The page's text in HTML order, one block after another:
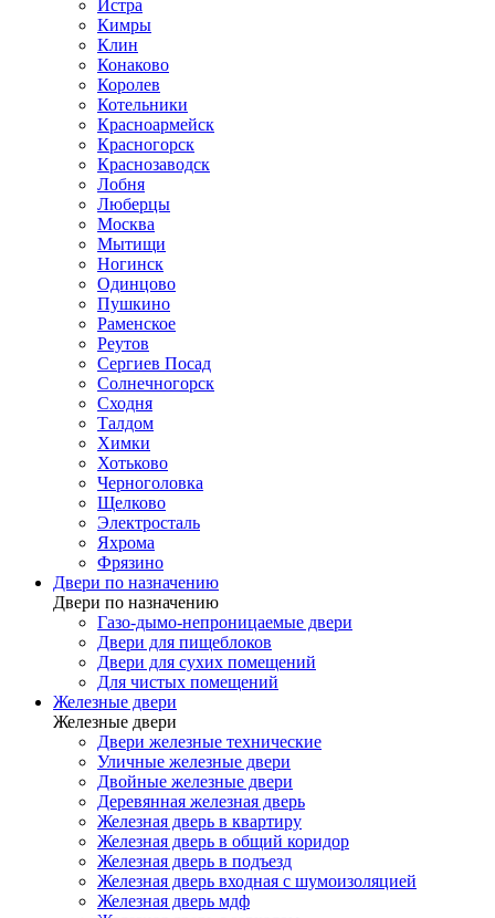
Истра
Кимры
Клин
Конаково
Королев
Котельники
Красноармейск
Красногорск
Краснозаводск
Лобня
Люберцы
Москва
Мытищи
Ногинск
Одинцово
Пушкино
Раменское
Реутов
Сергиев Посад
Солнечногорск
Сходня
Талдом
Химки
Хотьково
Черноголовка
Щелково
Электросталь
Яхрома
Фрязино
Двери по назначению
Двери по назначению
Газо-дымо-непроницаемые двери
Двери для пищеблоков
Двери для сухих помещений
Для чистых помещений
Железные двери
Железные двери
Двери железные технические
Уличные железные двери
Двойные железные двери
Деревянная железная дверь
Железная дверь в квартиру
Железная дверь в общий коридор
Железная дверь в подъезд
Железная дверь входная с шумоизоляцией
Железная дверь мдф